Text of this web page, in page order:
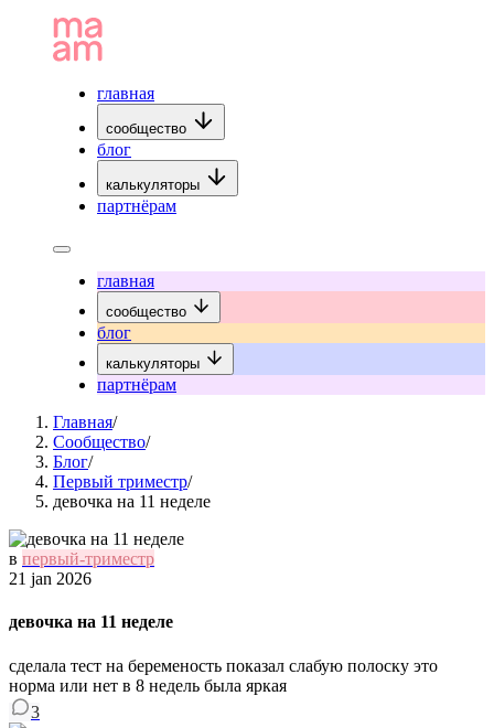
главная
сообщество
блог
калькуляторы
партнёрам
главная
сообщество
блог
калькуляторы
партнёрам
Главная/
Сообщество/
Блог/
Первый триместр/
девочка на 11 неделе
в первый-триместр
21 jan 2026
девочка на 11 неделе
сделала тест на беременость показал слабую полоску это
норма или нет в 8 недель была яркая
3